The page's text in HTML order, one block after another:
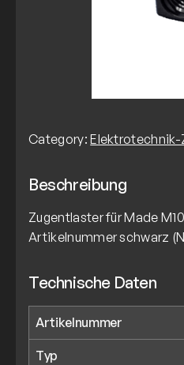
Category:Elektrotechnik-
Beschreibung
Zugentlaster für Made
Artikelnummer schwarz
Technische Daten
Artikelnummer
Typ